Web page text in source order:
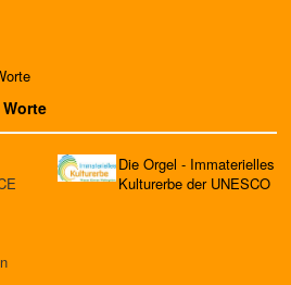
Die Orgel - Immaterielles
Kulturerbe der UNESCO